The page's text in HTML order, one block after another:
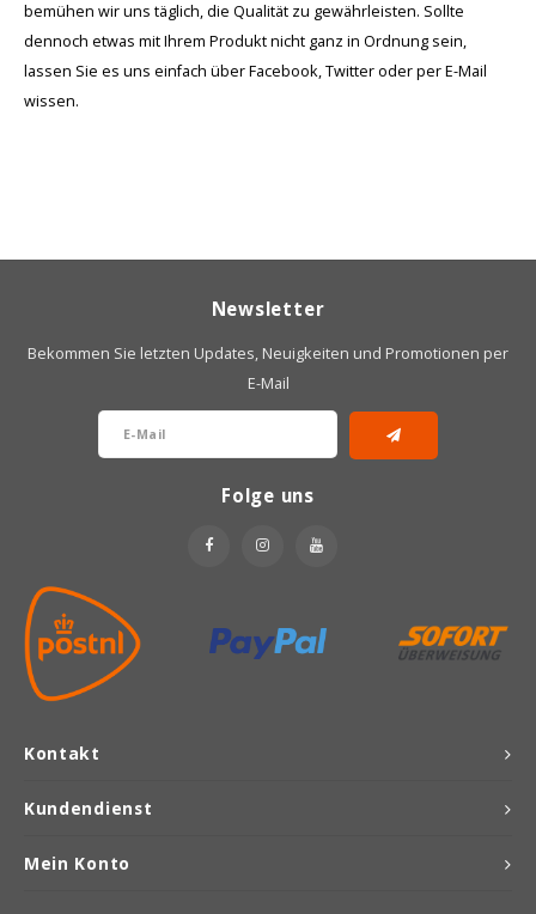
bemühen wir uns täglich, die Qualität zu gewährleisten. Sollte
dennoch etwas mit Ihrem Produkt nicht ganz in Ordnung sein,
lassen Sie es uns einfach über Facebook, Twitter oder per E-Mail
wissen.
Kontakt
Newsletter
Bekommen Sie letzten Updates, Neuigkeiten und Promotionen per
E-Mail
Folge uns
Kundendienst
Mein Konto